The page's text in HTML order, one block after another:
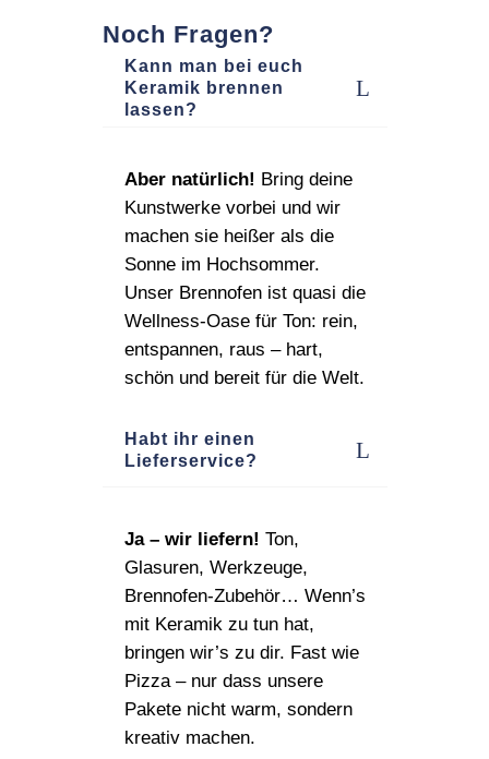
Noch Fragen?
Kann man bei euch
Keramik brennen
lassen?
Aber natürlich! Bring deine
Kunstwerke vorbei und wir
machen sie heißer als die
Sonne im Hochsommer.
Unser Brennofen ist quasi die
Wellness‑Oase für Ton: rein,
entspannen, raus – hart,
schön und bereit für die Welt.
Habt ihr einen
Lieferservice?
Ja – wir liefern! Ton,
Glasuren, Werkzeuge,
Brennofen‑Zubehör… Wenn’s
mit Keramik zu tun hat,
bringen wir’s zu dir. Fast wie
Pizza – nur dass unsere
Pakete nicht warm, sondern
kreativ machen.